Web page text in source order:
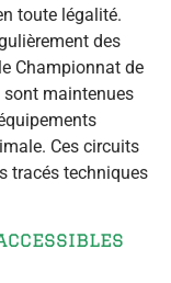
toute légalité.
des
Championnat de
maintenues
Ces circuits
tracés techniques